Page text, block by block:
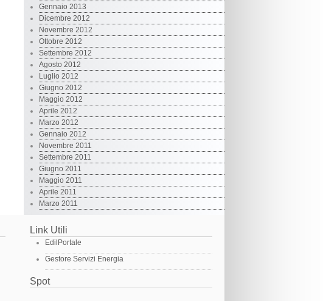
Gennaio 2013
Dicembre 2012
Novembre 2012
Ottobre 2012
Settembre 2012
Agosto 2012
Luglio 2012
Giugno 2012
Maggio 2012
Aprile 2012
Marzo 2012
Gennaio 2012
Novembre 2011
Settembre 2011
Giugno 2011
Maggio 2011
Aprile 2011
Marzo 2011
Link Utili
EdilPortale
Gestore Servizi Energia
Spot